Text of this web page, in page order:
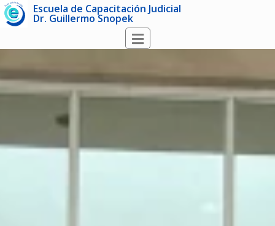
Escuela de Capacitación Judicial
Dr. Guillermo Snopek